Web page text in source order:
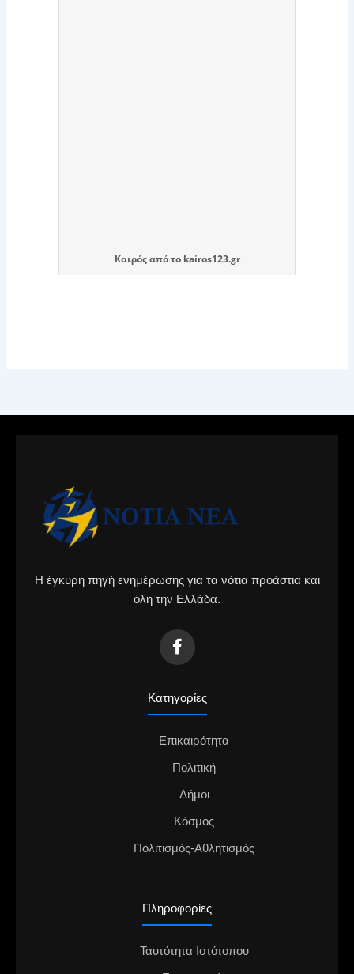
Καιρόςαπό το kairos123.gr
Η έγκυρη πηγή ενημέρωσης για τα νότια προάστια και
όλη την Ελλάδα.
Κατηγορίες
Επικαιρότητα
Πολιτική
Δήμοι
Κόσμος
Πολιτισμός-Αθλητισμός
Πληροφορίες
Ταυτότητα Ιστότοπου